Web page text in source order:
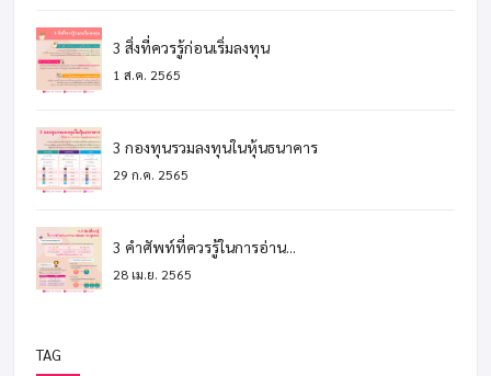
3 สิ่งที่ควรรู้ก่อนเริ่มลงทุน
1 ส.ค. 2565
3 กองทุนรวมลงทุนในหุ้นธนาคาร
29 ก.ค. 2565
3 คำศัพท์ที่ควรรู้ในการอ่าน...
28 เม.ย. 2565
TAG